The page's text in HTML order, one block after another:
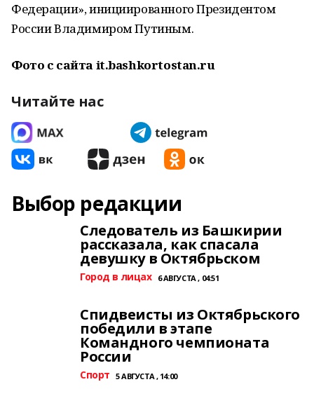
Федерации», инициированного Президентом
России Владимиром Путиным.
Фото с сайта it.bashkortostan.ru
Читайте нас
Выбор редакции
Следователь из Башкирии
рассказала, как спасала
девушку в Октябрьском
Город в лицах 6 АВГУСТА , 04:51
Спидвеисты из Октябрьского
победили в этапе
Командного чемпионата
России
Спорт 5 АВГУСТА , 14:00